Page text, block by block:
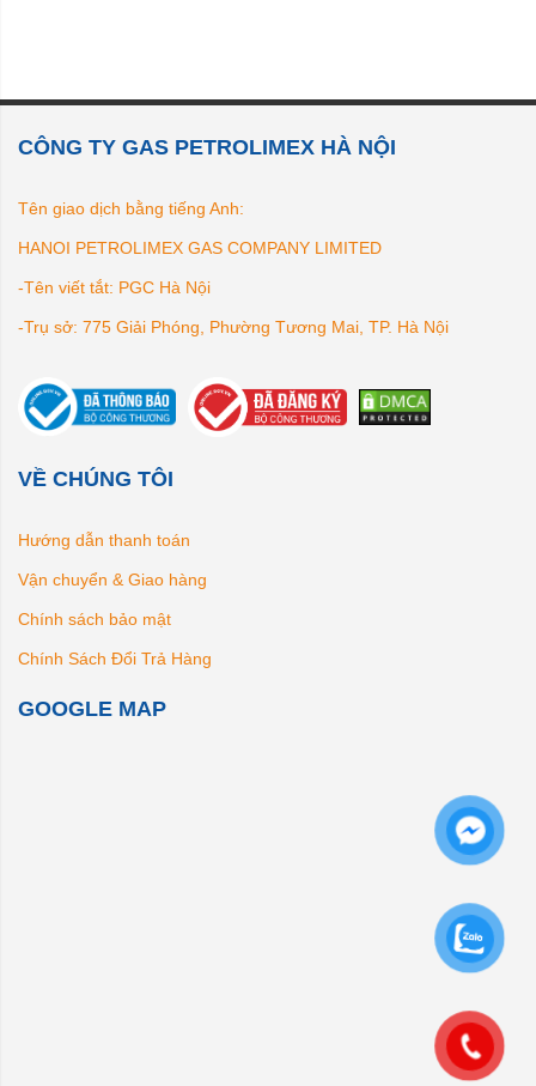
CÔNG TY GAS PETROLIMEX HÀ NỘI
Tên giao dịch bằng tiếng Anh:
HANOI PETROLIMEX GAS COMPANY LIMITED
-Tên viết tắt: PGC Hà Nội
-Trụ sở: 775 Giải Phóng, Phường Tương Mai, TP. Hà Nội
VỀ CHÚNG TÔI
Hướng dẫn thanh toán
Vận chuyển & Giao hàng
Chính sách bảo mật
Chính Sách Đổi Trả Hàng
GOOGLE MAP